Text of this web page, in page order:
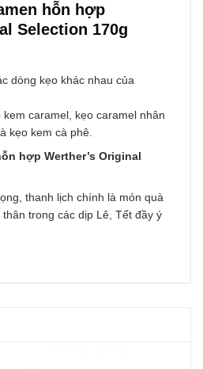
hỗn hợp
Selection 170g
dòng kẹo khác nhau của
caramel, kẹo caramel nhân
kẹo kem cà phê.
hợp Werther’s Original
thanh lịch chính là món quà
trong các dịp Lê, Tết đầy ý